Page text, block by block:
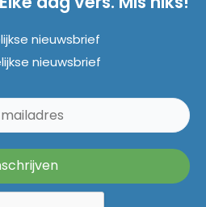
nieuwsbrief
nieuwsbrief